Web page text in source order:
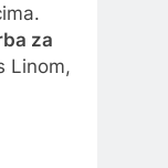
za
Linom,